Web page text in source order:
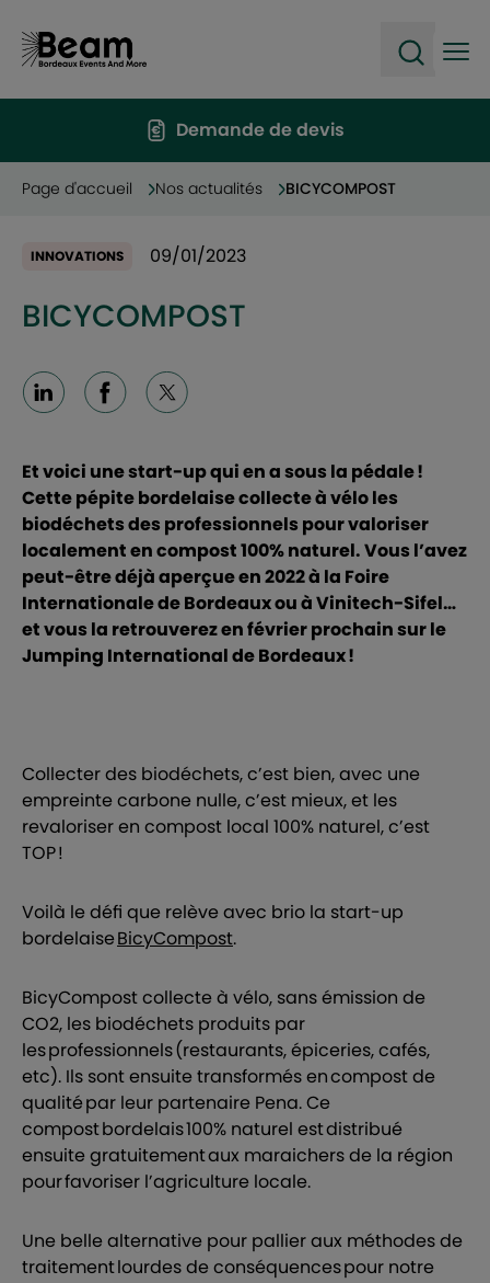
Demande de devis
Page d'accueil Nos actualités BICYCOMPOST
INNOVATIONS 09/01/2023
BICYCOMPOST
LinkedinFacebook
X
Et voici une start-up qui en a sous la pédale !
Cette pépite bordelaise collecte à vélo les
biodéchets des professionnels pour valoriser
localement en compost 100% naturel. Vous l’avez
peut-être déjà aperçue en 2022 à la Foire
Internationale de Bordeaux ou à Vinitech-Sifel…
et vous la retrouverez en février prochain sur le
Jumping International de Bordeaux !
Collecter des biodéchets, c’est bien, avec une
empreinte carbone nulle, c’est mieux, et les
revaloriser en compost local 100% naturel, c’est
TOP !
Voilà le défi que relève avec brio la start-up
bordelaiseBicyCompost.
BicyCompost collecte à vélo, sans émission de
CO2, les biodéchets produits par
les professionnels (restaurants, épiceries, cafés,
etc). Ils sont ensuite transformés en compost de
qualité par leur partenaire Pena. Ce
compost bordelais 100% naturel est distribué
ensuite gratuitement aux maraichers de la région
pour favoriser l’agriculture locale.
Une belle alternative pour pallier aux méthodes de
traitement lourdes de conséquences pour notre